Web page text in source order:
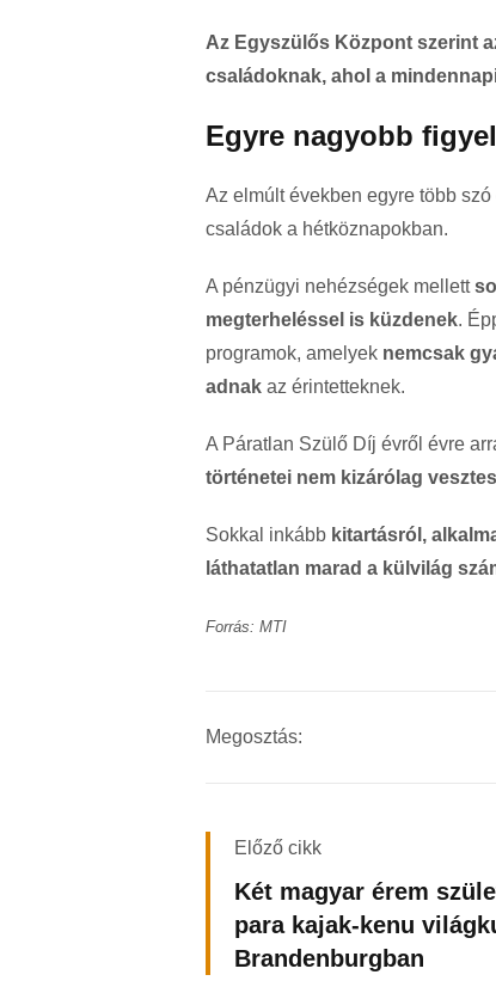
Az Egyszülős Központ szerint
családoknak, ahol a
Egyre nagyobb
Az elmúlt években egyre több
családok a hétköznapokban.
A pénzügyi nehézségek mellett
megterheléssel is küzdenek.
programok, amelyek nemcsak
adnak az érintetteknek.
A Páratlan Szülő Díj évről évre
történetei nem kizárólag
Sokkal inkább kitartásról,
láthatatlan marad a külvilág
Forrás: MTI
Megosztás:
Előző cikk
Két magyar érem
para kajak-kenu
Brandenburgban